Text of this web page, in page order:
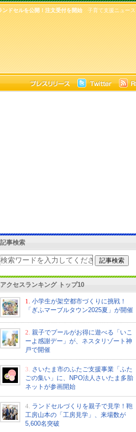
子育て支援ニュース
ドセルを公開！注文受付を開始
記事検索
アクセスランキング トップ10
1.
小学生が架空都市づくりに挑戦！
「ぎふマーブルタウン2025夏」が開催
2. 親子でプールがお得に遊べる「いこ
ーよ感謝デー」が、ネスタリゾート神
戸で開催
3. さいたま市のふたご支援事業「ふた
ごの集い」に、NPO法人さいたま多胎
ネットが参画開始
4. ランドセルづくりを親子で見学！鞄
工房山本の「工房見学」、来場数が
5,600名突破